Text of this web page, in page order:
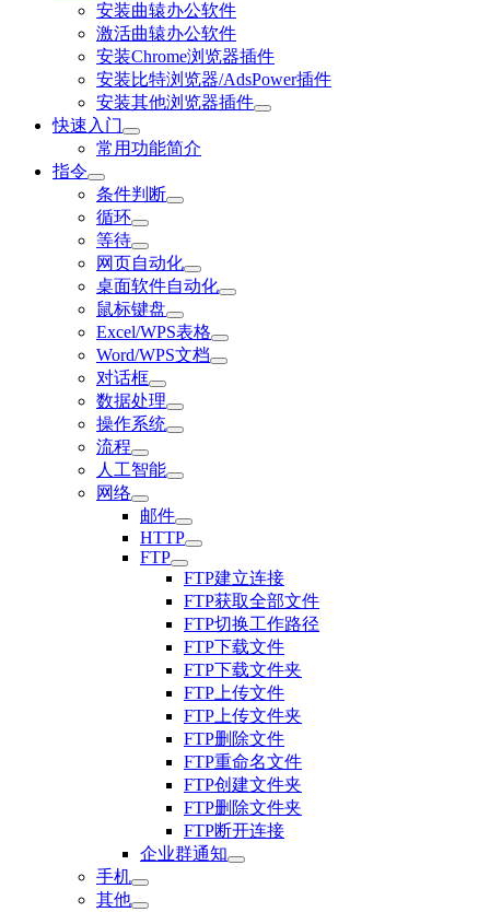
安装曲辕办公软件
激活曲辕办公软件
安装Chrome浏览器插件
安装比特浏览器/AdsPower插件
安装其他浏览器插件
快速入门
常用功能简介
指令
条件判断
循环
等待
网页自动化
桌面软件自动化
鼠标键盘
Excel/WPS表格
Word/WPS文档
对话框
数据处理
操作系统
流程
人工智能
网络
邮件
HTTP
FTP
FTP建立连接
FTP获取全部文件
FTP切换工作路径
FTP下载文件
FTP下载文件夹
FTP上传文件
FTP上传文件夹
FTP删除文件
FTP重命名文件
FTP创建文件夹
FTP删除文件夹
FTP断开连接
企业群通知
手机
其他